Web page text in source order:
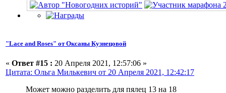
"Lace and Roses" от Оксаны Кузнецовой
« Ответ #15 : 20 Апреля 2021, 12:57:06 »
Цитата: Ольга Милькевич от 20 Апреля 2021, 12:42:17
Может можно разделить для пялец 13 на 18